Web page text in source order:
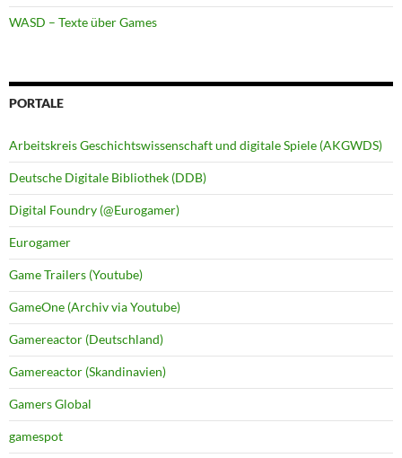
WASD – Texte über Games
PORTALE
Arbeitskreis Geschichtswissenschaft und digitale Spiele (AKGWDS)
Deutsche Digitale Bibliothek (DDB)
Digital Foundry (@Eurogamer)
Eurogamer
Game Trailers (Youtube)
GameOne (Archiv via Youtube)
Gamereactor (Deutschland)
Gamereactor (Skandinavien)
Gamers Global
gamespot